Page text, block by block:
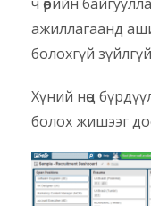
ажиллагаанд
болохгүй
Хүний нөөц
болох жишээг